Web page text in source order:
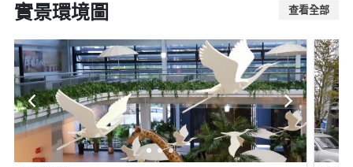
實景環境圖 查看全部